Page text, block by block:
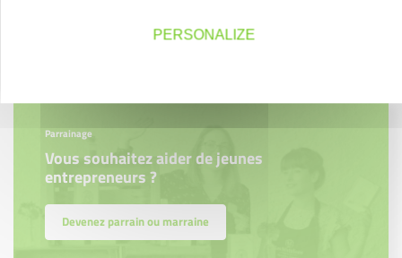
Parrainage
Vous souhaitez aider de jeunes
entrepreneurs ?
Devenez parrain ou marraine
PERSONALIZE